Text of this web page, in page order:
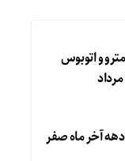
و اتوبوس
آخر ماه صفر